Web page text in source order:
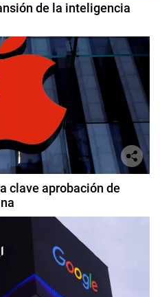
de la inteligencia
clave aprobación de